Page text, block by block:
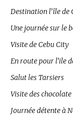
Destination l’île de
Une journée sur le
Visite de Cebu City
En route pour l’ile
Salut les Tarsiers
Visite des
Journée détente à